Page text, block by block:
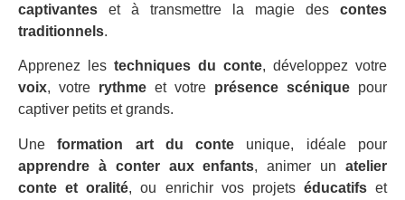
captivantes et à transmettre la magie des contes
traditionnels.
Apprenez les techniques du conte, développez votre
voix, votre rythme et votre présence scénique pour
captiver petits et grands.
Uneformation art du conte unique, idéale pour
apprendre à conter aux enfants, animer unatelier
conte et oralité, ou enrichir vos projets éducatifset